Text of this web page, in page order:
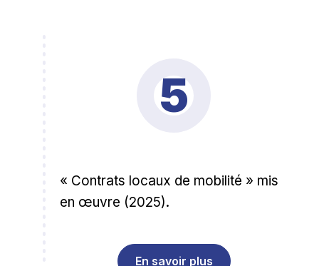
5
« Contrats locaux de mobilité » mis
en œuvre (2025).
En savoir plus